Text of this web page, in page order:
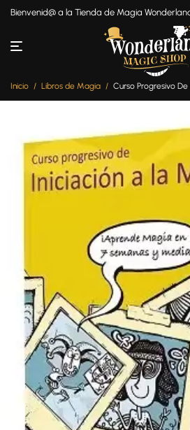
Bienvenid@ a la Tienda de Magia
Inicio / Libros de Magia / Curso Progresivo De